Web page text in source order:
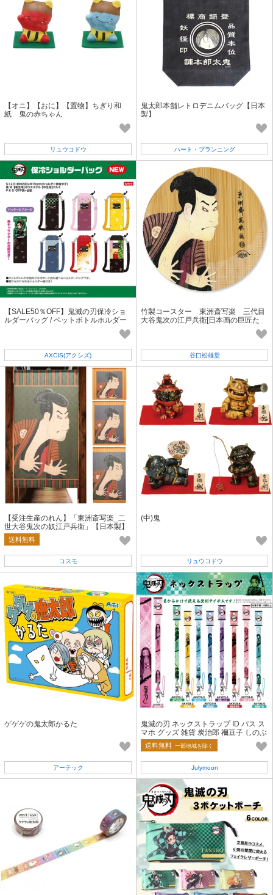
【オニ】【おに】【置物】ちぎり和
紙 鬼の赤ちゃん
リュウコドウ
鬼太郎本舗レトロデニムバッグ【日本
製】
ハート・プランニング
【SALE50％OFF】鬼滅の刃保冷ショ
ルダーバッグ / ペットボトルホルダー
AXCIS(アクシズ)
竹製コースター 東洲斎写楽 三代目
大谷鬼次の江戸兵衛[日本画の巨匠た
谷口松雄堂
【受注生産のれん】「東洲斎写楽_二
世大谷鬼次の奴江戸兵衛」【日本製】
和風 コスモ 目隠し
送料無料
コスモ
(中)鬼
リュウコドウ
ゲゲゲの鬼太郎かるた
アーテック
鬼滅の刃 ネックストラップ ID パス ス
マホ グッズ 雑貨 炭治郎 禰豆子 しのぶ
きめつ キメツ
送料無料 一部地域を除く
Julymoon